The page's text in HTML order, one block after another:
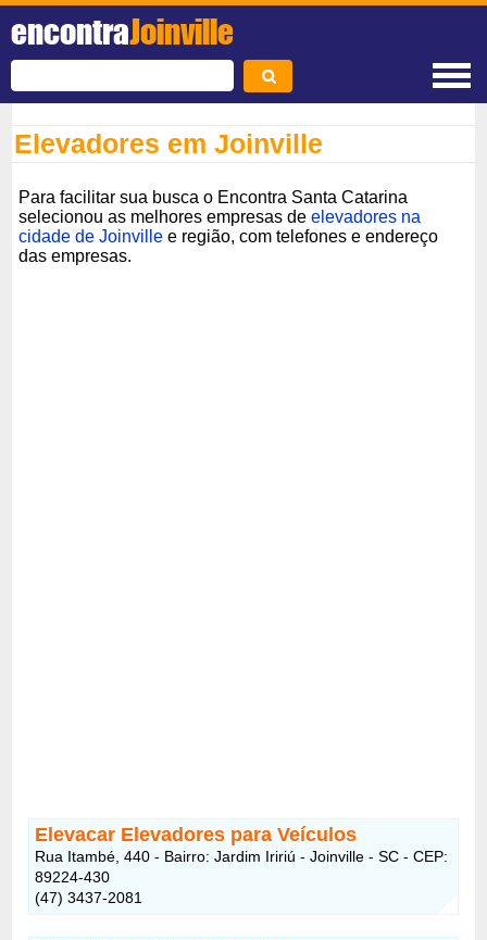
encontraJoinville
Elevadores em Joinville
Para facilitar sua busca o Encontra Santa Catarina
selecionou as melhores empresas deelevadores na
cidade de Joinville e região, com telefones e endereço
das empresas.
Elevacar Elevadores para Veículos
Rua Itambé, 440 - Bairro: Jardim Iririú - Joinville - SC - CEP:
89224-430
(47) 3437-2081